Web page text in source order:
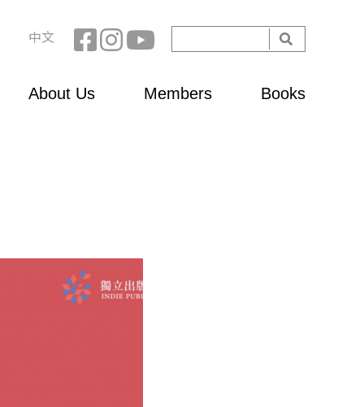
Search
form
中文
About Us Members Books